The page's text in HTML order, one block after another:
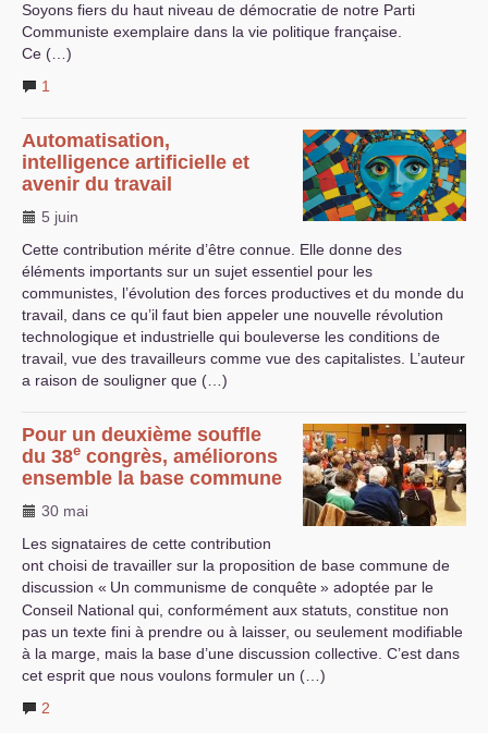
Soyons fiers du haut niveau de démocratie de notre Parti
Communiste exemplaire dans la vie politique française.
Ce (…)
1
Automatisation,
intelligence artificielle et
avenir du travail
5 juin
Cette contribution mérite d’être connue. Elle donne des
éléments importants sur un sujet essentiel pour les
communistes, l’évolution des forces productives et du monde du
travail, dans ce qu’il faut bien appeler une nouvelle révolution
technologique et industrielle qui bouleverse les conditions de
travail, vue des travailleurs comme vue des capitalistes. L’auteur
a raison de souligner que (…)
Pour un deuxième souffle
du 38e congrès, améliorons
ensemble la base commune
30 mai
Les signataires de cette contribution
ont choisi de travailler sur la proposition de base commune de
discussion « Un communisme de conquête» adoptée par le
Conseil National qui, conformément aux statuts, constitue non
pas un texte fini à prendre ou à laisser, ou seulement modifiable
à la marge, mais la base d’une discussion collective. C’est dans
cet esprit que nous voulons formuler un (…)
2